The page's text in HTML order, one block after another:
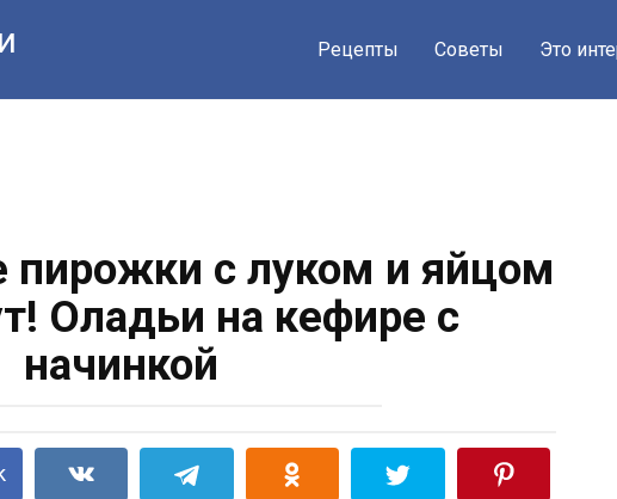
Рецепты Советы Это
пирожки с луком и яйцом
Оладьи на кефире с
начинкой